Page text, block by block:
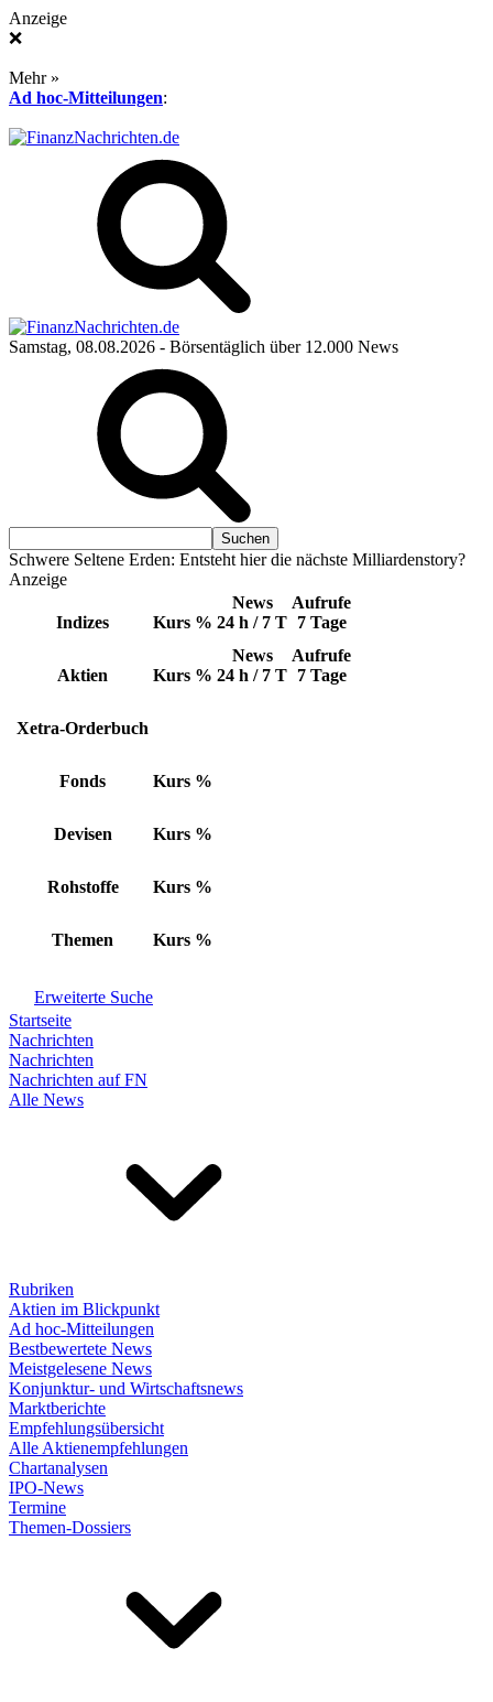
Anzeige
❌
Mehr »
Ad hoc-Mitteilungen:
Samstag, 08.08.2026 - Börsentäglich über 12.000 News
Schwere Seltene Erden: Entsteht hier die nächste Milliardenstory?
Anzeige
Indizes Kurs %
News
24 h / 7 T
Aufrufe
7 Tage
Aktien Kurs %
News
24 h / 7 T
Aufrufe
7 Tage
Xetra-Orderbuch
Fonds Kurs %
Devisen Kurs %
Rohstoffe Kurs %
Themen Kurs %
Erweiterte Suche
Startseite
Nachrichten
Nachrichten
Nachrichten auf FN
Alle News
Rubriken
Aktien im Blickpunkt
Ad hoc-Mitteilungen
Bestbewertete News
Meistgelesene News
Konjunktur- und Wirtschaftsnews
Marktberichte
Empfehlungsübersicht
Alle Aktienempfehlungen
Chartanalysen
IPO-News
Termine
Themen-Dossiers